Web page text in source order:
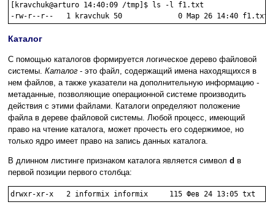
[kravchuk@arturo 14:40:09 /tmp]$ ls -l f1.txt
Каталог
С помощью каталогов формируется логическое дерево файловой
системы. Каталог - это файл, содержащий имена находящихся в
нем файлов, а также указатели на дополнительную информацию -
метаданные, позволяющие операционной системе производить
действия с этими файлами. Каталоги определяют положение
файла в дереве файловой системы. Любой процесс, имеющий
право на чтение каталога, может прочесть его содержимое, но
только ядро имеет право на запись данных каталога.
В длинном листинге признаком каталога является символ d в
первой позиции первого столбца: